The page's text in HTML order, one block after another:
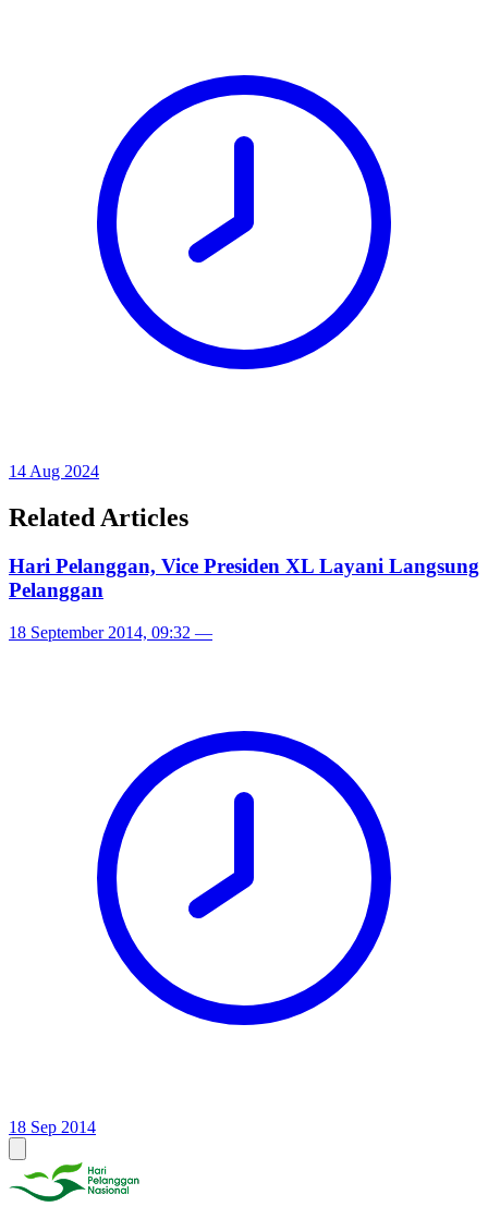
14 Aug 2024
Related Articles
Hari Pelanggan, Vice Presiden XL Layani Langsung
Pelanggan
18 September 2014, 09:32 —
18 Sep 2014